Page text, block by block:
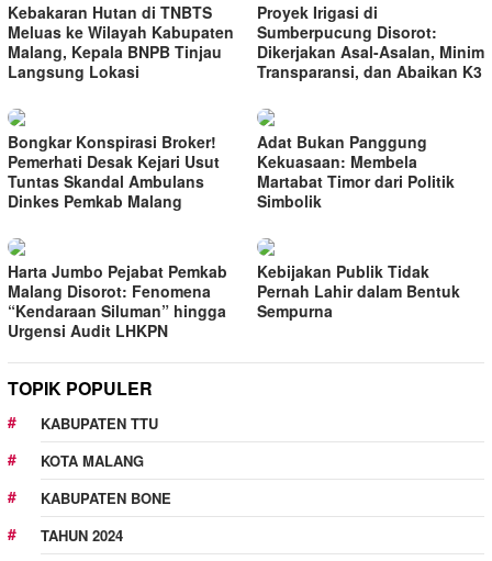
Kebakaran Hutan di TNBTS
Meluas ke Wilayah Kabupaten
Malang, Kepala BNPB Tinjau
Langsung Lokasi
Proyek Irigasi di
Sumberpucung Disorot:
Dikerjakan Asal-Asalan, Minim
Transparansi, dan Abaikan K3
Bongkar Konspirasi Broker!
Pemerhati Desak Kejari Usut
Tuntas Skandal Ambulans
Dinkes Pemkab Malang
Adat Bukan Panggung
Kekuasaan: Membela
Martabat Timor dari Politik
Simbolik
Harta Jumbo Pejabat Pemkab
Malang Disorot: Fenomena
“Kendaraan Siluman” hingga
Urgensi Audit LHKPN
Kebijakan Publik Tidak
Pernah Lahir dalam Bentuk
Sempurna
TOPIK POPULER
KABUPATEN TTU
KOTA MALANG
KABUPATEN BONE
TAHUN 2024